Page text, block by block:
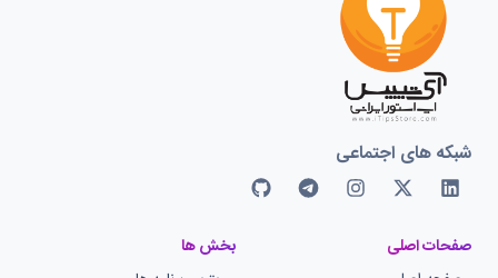
شبکه های اجتماعی
صفحات اصلی
بخش ها